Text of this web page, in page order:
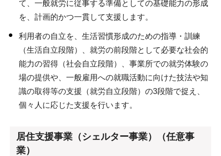
て、一般就労に従事する準備としての基礎能力の形成
を、計画的かつ一貫して支援します。
利用者の自立を、生活習慣形成のための指導・訓練
（生活自立段階）、就労の前段階として必要な社会的
能力の習得（社会自立段階）、事業所での就労体験の
場の提供や、一般雇用への就職活動に向けた技法や知
識の取得等の支援（就労自立段階）の3段階で捉え、
個々人に応じた支援を行います。
居住支援事業（シェルター事業）（任意事
業）